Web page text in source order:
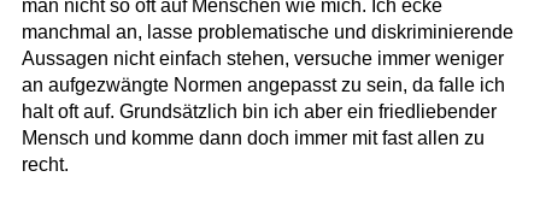
man nicht so oft auf Menschen wie mich. Ich ecke
manchmal an, lasse problematische und diskriminierende
Aussagen nicht einfach stehen, versuche immer weniger
an aufgezwängte Normen angepasst zu sein, da falle ich
halt oft auf. Grundsätzlich bin ich aber ein friedliebender
Mensch und komme dann doch immer mit fast allen zu
recht.